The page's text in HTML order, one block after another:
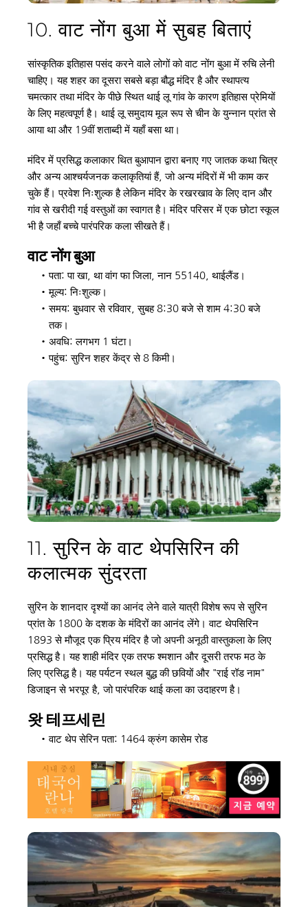
10. वाट नोंग बुआ में सुबह बिताएं
सांस्कृतिक इतिहास पसंद करने वाले लोगों को वाट नोंग बुआ में रुचि लेनी
चाहिए। यह शहर का दूसरा सबसे बड़ा बौद्ध मंदिर है और स्थापत्य
चमत्कार तथा मंदिर के पीछे स्थित थाई लू गांव के कारण इतिहास प्रेमियों
के लिए महत्वपूर्ण है। थाई लू समुदाय मूल रूप से चीन के युन्नान प्रांत से
आया था और 19वीं शताब्दी में यहाँ बसा था।
मंदिर में प्रसिद्ध कलाकार थित बुआपान द्वारा बनाए गए जातक कथा चित्र
और अन्य आश्चर्यजनक कलाकृतियां हैं, जो अन्य मंदिरों में भी काम कर
चुके हैं। प्रवेश निःशुल्क है लेकिन मंदिर के रखरखाव के लिए दान और
गांव से खरीदी गई वस्तुओं का स्वागत है। मंदिर परिसर में एक छोटा स्कूल
भी है जहाँ बच्चे पारंपरिक कला सीखते हैं।
वाट नोंग बुआ
पता: पा खा, था वांग फा जिला, नान 55140, थाईलैंड।
मूल्य: निःशुल्क।
समय: बुधवार से रविवार, सुबह 8:30 बजे से शाम 4:30 बजे
तक।
अवधि: लगभग 1 घंटा।
पहुंच: सुरिन शहर केंद्र से 8 किमी।
11. सुरिन के वाट थेपसिरिन की
कलात्मक सुंदरता
सुरिन के शानदार दृश्यों का आनंद लेने वाले यात्री विशेष रूप से सुरिन
प्रांत के 1800 के दशक के मंदिरों का आनंद लेंगे। वाट थेपसिरिन
1893 से मौजूद एक प्रिय मंदिर है जो अपनी अनूठी वास्तुकला के लिए
प्रसिद्ध है। यह शाही मंदिर एक तरफ श्मशान और दूसरी तरफ मठ के
लिए प्रसिद्ध है। यह पर्यटन स्थल बुद्ध की छवियों और "राई रॉड नाम"
डिजाइन से भरपूर है, जो पारंपरिक थाई कला का उदाहरण है।
왓 테프세린
वाट थेप सेरिन पता: 1464 क्रुंग कासेम रोड